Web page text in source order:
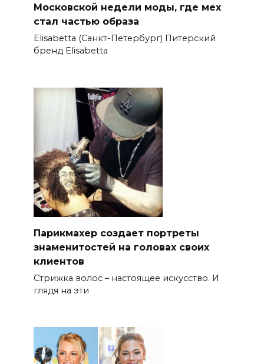
Московской недели моды, где мех
стал частью образа
Elisabetta (Санкт-Петербург) Питерский
бренд Elisabetta
Парикмахер создает портреты
знаменитостей на головах своих
клиентов
Стрижка волос – настоящее искусство. И
глядя на эти